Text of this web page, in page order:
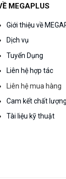
MEGAPLUS
Giới thiệu về
Dịch vụ
Tuyển Dụng
Liên hệ hợp tác
Liên hệ mua hàng
Cam kết chất
Tài liệu kỹ thuật